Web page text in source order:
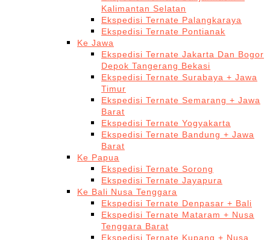
Kalimantan Selatan
Ekspedisi Ternate Palangkaraya
Ekspedisi Ternate Pontianak
Ke Jawa
Ekspedisi Ternate Jakarta Dan Bogor
Depok Tangerang Bekasi
Ekspedisi Ternate Surabaya + Jawa
Timur
Ekspedisi Ternate Semarang + Jawa
Barat
Ekspedisi Ternate Yogyakarta
Ekspedisi Ternate Bandung + Jawa
Barat
Ke Papua
Ekspedisi Ternate Sorong
Ekspedisi Ternate Jayapura
Ke Bali Nusa Tenggara
Ekspedisi Ternate Denpasar + Bali
Ekspedisi Ternate Mataram + Nusa
Tenggara Barat
Ekspedisi Ternate Kupang + Nusa